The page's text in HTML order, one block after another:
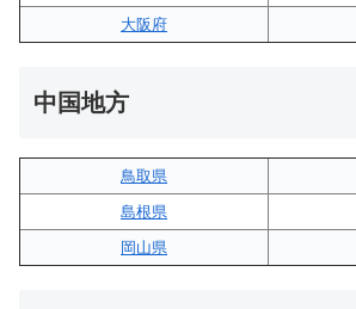
大阪府
中国地方
鳥取県
島根県
岡山県